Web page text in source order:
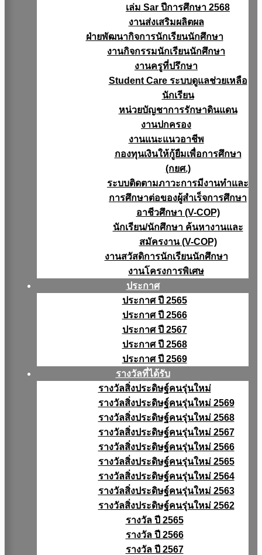
เล่ม Sar ปีการศึกษา 2568
งานส่งเสริมผลิตผล
ฝ่ายพัฒนากิจการนักเรียนนักศึกษา
งานกิจกรรมนักเรียนนักศึกษา
งานครูที่ปรึกษา
Student Care ระบบดูแลช่วยเหลือ
นักเรียน
หน่วยบัญชาการรักษาดินแดน
งานปกครอง
งานแนะแนวอาชีพ
กองทุนเงินให้กู้ยืมเพื่อการศึกษา
(กยศ.)
ระบบติดตามภาวะการมีงานทำและ
การศึกษาต่อของผู้สำเร็จการศึกษา
อาชีวศึกษา (V-COP)
นักเรียน/นักศึกษา ค้นหางานและ
สมัครงาน (V-COP)
งานสวัสดิการนักเรียนนักศึกษา
งานโครงการพิเศษ
ประกาศ
ประกาศ ปี 2565
ประกาศ ปี 2566
ประกาศ ปี 2567
ประกาศ ปี 2568
ประกาศ ปี 2569
รางวัลที่ได้รับ
รางวัลสิ่งประดิษฐ์คนรุ่นใหม่
รางวัลสิ่งประดิษฐ์คนรุ่นใหม่ 2569
รางวัลสิ่งประดิษฐ์คนรุ่นใหม่ 2568
รางวัลสิ่งประดิษฐ์คนรุ่นใหม่ 2567
รางวัลสิ่งประดิษฐ์คนรุ่นใหม่ 2566
รางวัลสิ่งประดิษฐ์คนรุ่นใหม่ 2565
รางวัลสิ่งประดิษฐ์คนรุ่นใหม่ 2564
รางวัลสิ่งประดิษฐ์คนรุ่นใหม่ 2563
รางวัลสิ่งประดิษฐ์คนรุ่นใหม่ 2562
รางวัล ปี 2565
รางวัล ปี 2566
รางวัล ปี 2567